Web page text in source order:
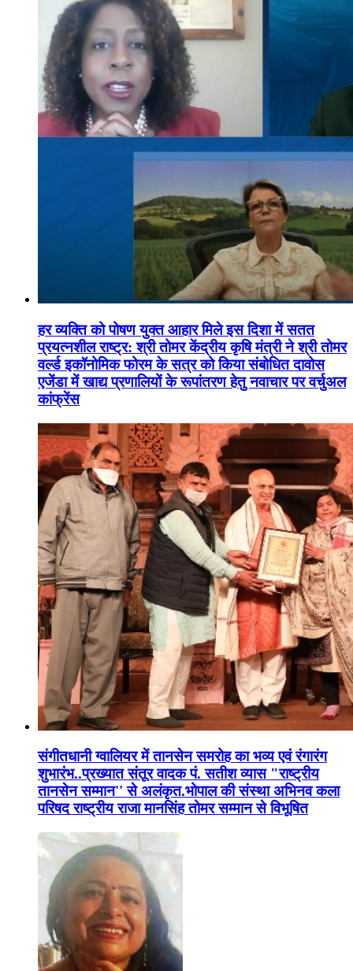
हर व्यक्ति को पोषण युक्त आहार मिले इस दिशा में सतत
प्रयत्नशील राष्ट्र: श्री तोमर केंद्रीय कृषि मंत्री ने श्री तोमर
वर्ल्ड इकॉनोमिक फोरम के सत्र को किया संबोधित दावोस
एजेंडा में खाद्य प्रणालियों के रूपांतरण हेतु नवाचार पर वर्चुअल
कांफ्रेंस
संगीतधानी ग्वालियर में तानसेन समरोह का भव्य एवं रंगारंग
शुभारंभ..प्रख्यात संतूर वादक पं. सतीश व्यास "राष्ट्रीय
तानसेन सम्मान'' से अलंकृत.भोपाल की संस्था अभिनव कला
परिषद राष्ट्रीय राजा मानसिंह तोमर सम्मान से विभूषित